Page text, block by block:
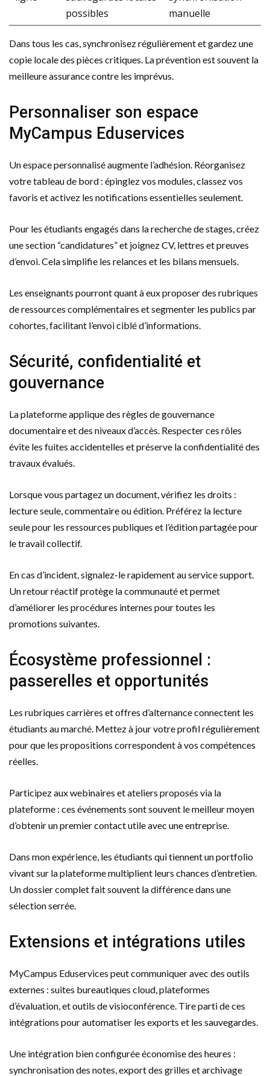
possibles
manuelle
Dans tous les cas, synchronisez régulièrement et gardez une
copie locale des pièces critiques. La prévention est souvent la
meilleure assurance contre les imprévus.
Personnaliser son espace
MyCampus Eduservices
Un espace personnalisé augmente l’adhésion. Réorganisez
votre tableau de bord : épinglez vos modules, classez vos
favoris et activez les notifications essentielles seulement.
Pour les étudiants engagés dans la recherche de stages, créez
une section “candidatures” et joignez CV, lettres et preuves
d’envoi. Cela simplifie les relances et les bilans mensuels.
Les enseignants pourront quant à eux proposer des rubriques
de ressources complémentaires et segmenter les publics par
cohortes, facilitant l’envoi ciblé d’informations.
Sécurité, confidentialité et
gouvernance
La plateforme applique des règles de gouvernance
documentaire et des niveaux d’accès. Respecter ces rôles
évite les fuites accidentelles et préserve la confidentialité des
travaux évalués.
Lorsque vous partagez un document, vérifiez les droits :
lecture seule, commentaire ou édition. Préférez la lecture
seule pour les ressources publiques et l’édition partagée pour
le travail collectif.
En cas d’incident, signalez-le rapidement au service support.
Un retour réactif protège la communauté et permet
d’améliorer les procédures internes pour toutes les
promotions suivantes.
Écosystème professionnel :
passerelles et opportunités
Les rubriques carrières et offres d’alternance connectent les
étudiants au marché. Mettez à jour votre profil régulièrement
pour que les propositions correspondent à vos compétences
réelles.
Participez aux webinaires et ateliers proposés via la
plateforme : ces événements sont souvent le meilleur moyen
d’obtenir un premier contact utile avec une entreprise.
Dans mon expérience, les étudiants qui tiennent un portfolio
vivant sur la plateforme multiplient leurs chances d’entretien.
Un dossier complet fait souvent la différence dans une
sélection serrée.
Extensions et intégrations utiles
MyCampus Eduservices peut communiquer avec des outils
externes : suites bureautiques cloud, plateformes
d’évaluation, et outils de visioconférence. Tire parti de ces
intégrations pour automatiser les exports et les sauvegardes.
Une intégration bien configurée économise des heures :
synchronisation des notes, export des grilles et archivage